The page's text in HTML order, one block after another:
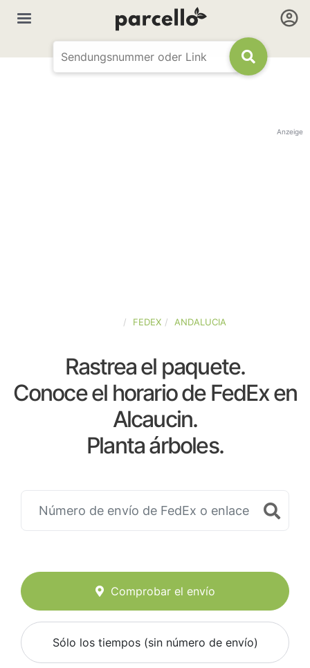
Anzeige
FEDEX ANDALUCIA
Rastrea el paquete.
Conoce el horario de FedEx en
Alcaucin.
Planta árboles.
Comprobar el envío
Sólo los tiempos (sin número de envío)